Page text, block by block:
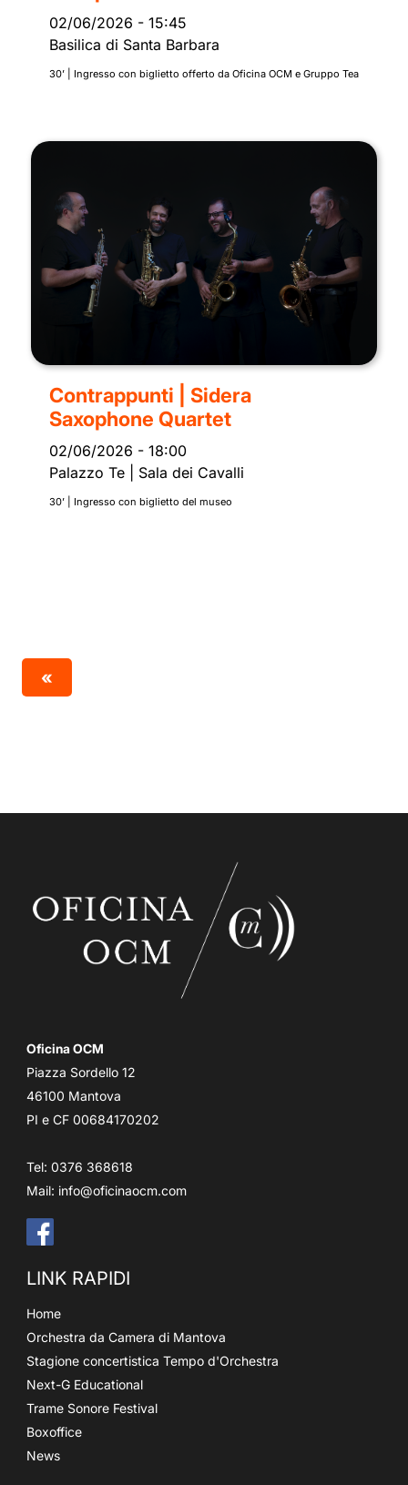
02/06/2026 - 15:45
Basilica di Santa Barbara
30’ | Ingresso con biglietto offerto da Oficina OCM e Gruppo Tea
Contrappunti | Sidera
Saxophone Quartet
02/06/2026 - 18:00
Palazzo Te | Sala dei Cavalli
30’ | Ingresso con biglietto del museo
«
Oficina OCM
Piazza Sordello 12
46100 Mantova
PI e CF 00684170202
Tel: 0376 368618
Mail: info@oficinaocm.com
LINK RAPIDI
Home
Orchestra da Camera di Mantova
Stagione concertistica Tempo d'Orchestra
Next-G Educational
Trame Sonore Festival
Boxoffice
News